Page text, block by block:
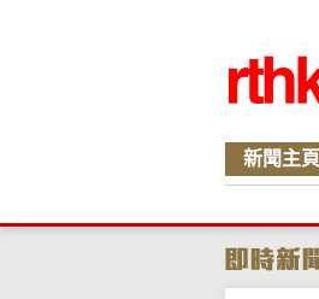
新聞主頁